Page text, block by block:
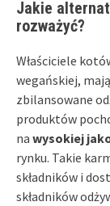
Jakie
rozważyć?
Właściciele
wegańskiej,
zbilansowane
produktów
na wysokiej
rynku. Takie
składników i
składników